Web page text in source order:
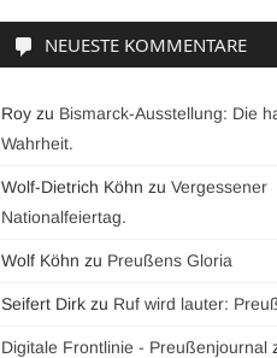
NEUESTE KOMMENTARE
Roy zu Bismarck-Ausstellung: Die
Wahrheit.
Wolf-Dietrich Köhn zuVergessener
Nationalfeiertag.
Wolf Köhn zu Preußens Gloria
Seifert Dirk zu Ruf wird lauter:
Digitale Frontlinie - Preußenjournal